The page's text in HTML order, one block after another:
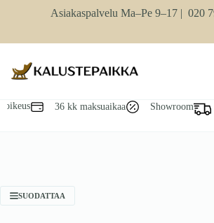
Asiakaspalvelu Ma–Pe 9–17 | 020
36 kk maksuaikaa Showroom
SUODATTAA